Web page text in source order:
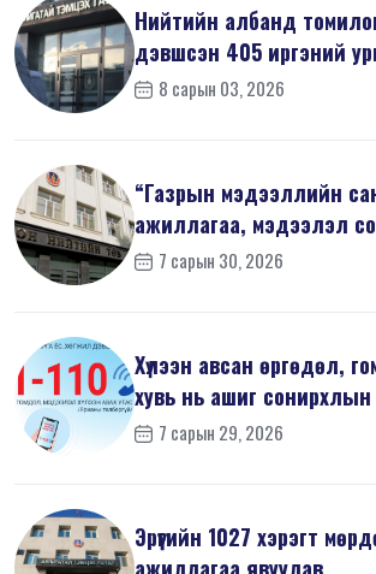
Нийтийн албанд
дэвшсэн 405 иргэний
мэдүүл...
8 сарын 03, 2026
“Газрын мэдээллийн
ажиллагаа, мэдээлэл солилцооны
журам”-...
7 сарын 30, 2026
Хүлээн авсан өргөдөл,
хувь нь ашиг
7 сарын 29, 2026
Эрүүгийн 1027 хэрэгт
ажиллагаа явуулав